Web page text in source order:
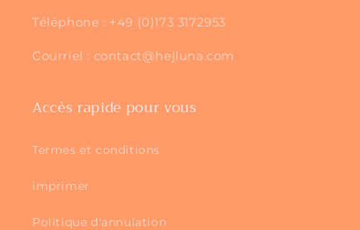
Téléphone : +49 (0)173 3172953
Courriel : contact@hejluna.com
Accès rapide pour vous
Termes et conditions
imprimer
Politique d'annulation